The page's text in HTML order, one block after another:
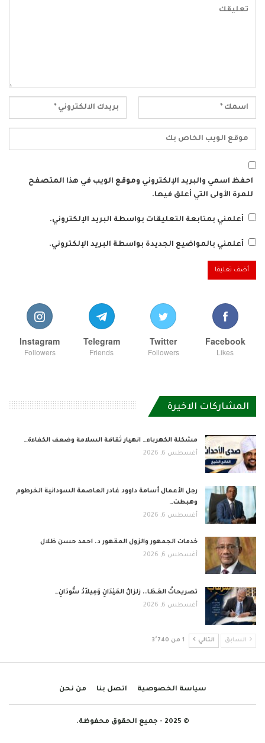
احفظ اسمي والبريد الإلكتروني وموقع الويب في هذا المتصفح
للمرة الأولى التي أعلق فيها.
أعلمني بمتابعة التعليقات بواسطة البريد الإلكتروني.
أعلمني بالمواضيع الجديدة بواسطة البريد الإلكتروني.
Facebook
Likes
Twitter
Followers
Telegram
Friends
Instagram
Followers
المشاركات الاخيرة
مشكلة الكهرباء… انهيار ثقافة السلامة وضعف الكفاءة…
أغسطس 6, 2026
رجل الأعمال أسامة داوود غادر العاصمة السودانية الخرطوم
وهبطت…
أغسطس 6, 2026
خدمات الجمهور والزول المقهور د. احمد حسن ظلال
أغسطس 6, 2026
تصريحاتُ العَطَا.. زلزالُ المَيْدَانِ وَمِيلاَدُ سُّودَانِ…
أغسطس 6, 2026
السابق التالي 1 من 3٬740
سياسة الخصوصية اتصل بنا من نحن
© 2025 - جميع الحقوق محفوظة.